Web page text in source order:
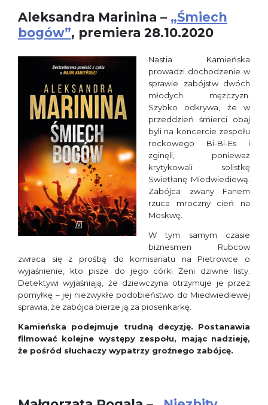
Aleksandra Marinina – „Śmiech
bogów”, premiera 28.10.2020
Nastia Kamieńska
prowadzi dochodzenie w
sprawie zabójstw dwóch
młodych mężczyzn.
Szybko odkrywa, że w
przeddzień śmierci obaj
byli na koncercie zespołu
rockowego Bi-Bi-Es i
zginęli, ponieważ
krytykowali solistkę
Swietłanę Miedwiediewą.
Zabójca zwany Fanem
rzuca mroczny cień na
Moskwę.
W tym samym czasie
biznesmen Rubcow
zwraca się z prośbą do komisariatu na Pietrowce o
wyjaśnienie, kto pisze do jego córki Żeni dziwne listy.
Detektywi wyjaśniają, że dziewczyna otrzymuje je przez
pomyłkę – jej niezwykłe podobieństwo do Miedwiediewej
sprawia, że zabójca bierze ją za piosenkarkę.
Kamieńska podejmuje trudną decyzję. Postanawia
filmować kolejne występy zespołu, mając nadzieję,
że pośród słuchaczy wypatrzy groźnego zabójcę.